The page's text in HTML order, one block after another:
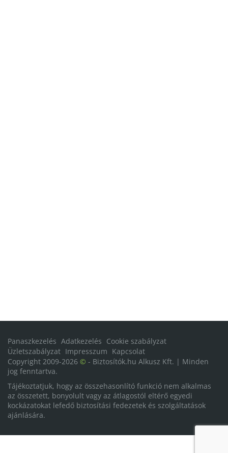
Panaszkezelés Adatkezelés Cookie szabályzat
Üzletszabályzat Impresszum Kapcsolat
Copyright 2009-2026 © - Biztosítók.hu Alkusz Kft. | Minden
jog fenntartva.
Tájékoztatjuk, hogy az összehasonlító funkció nem alkalmas
az összetett, bonyolult vagy az átlagostól eltérő egyedi
kockázatokat lefedő biztosítási fedezetek és szolgáltatások
ajánlására.